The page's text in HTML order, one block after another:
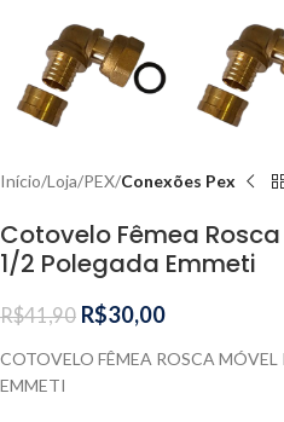
Início Loja PEX Conexões Pex
Cotovelo Fêmea
1/2 Polegada Emmeti
R$41,90 R$30,00
COTOVELO FÊMEA ROSCA MÓVEL
EMMETI